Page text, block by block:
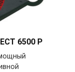
6500 P